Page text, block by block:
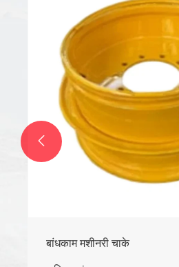
जड ट्रक आणि बस टायर ट्यूब
अधिक प i हा >>
